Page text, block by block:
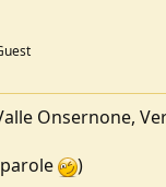
Onsernone,
)